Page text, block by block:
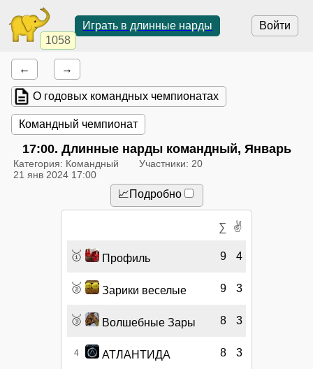
1058
Войти
Играть в длинные нарды
← →
О годовых командных чемпионатах
Командный чемпионат
17:00. Длинные нарды командный, Январь
Категория: Командный
Участники: 20
21 янв 2024 17:00
📈Подробно
∑ ✌
🥇 Профиль 9 4
🥈 Зарики веселые 9 3
🥉 Волшебные Зары 8 3
4 АТЛАНТИДА 8 3